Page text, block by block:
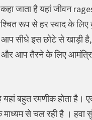
जाता है यहां जीवन
रूप से हर स्वाद के
आप सीधे इस छोटे से खाड़ी
और आप तैरने के लिए
यहां बहुत रमणीक होता है।
माध्यम से चल रही है । हवा